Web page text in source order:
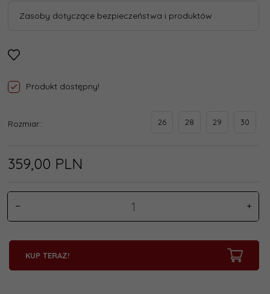
Zasoby dotyczące bezpieczeństwa i produktów
Produkt dostępny!
Rozmiar:: 26 28 29 30
359,00 PLN
KUP TERAZ!